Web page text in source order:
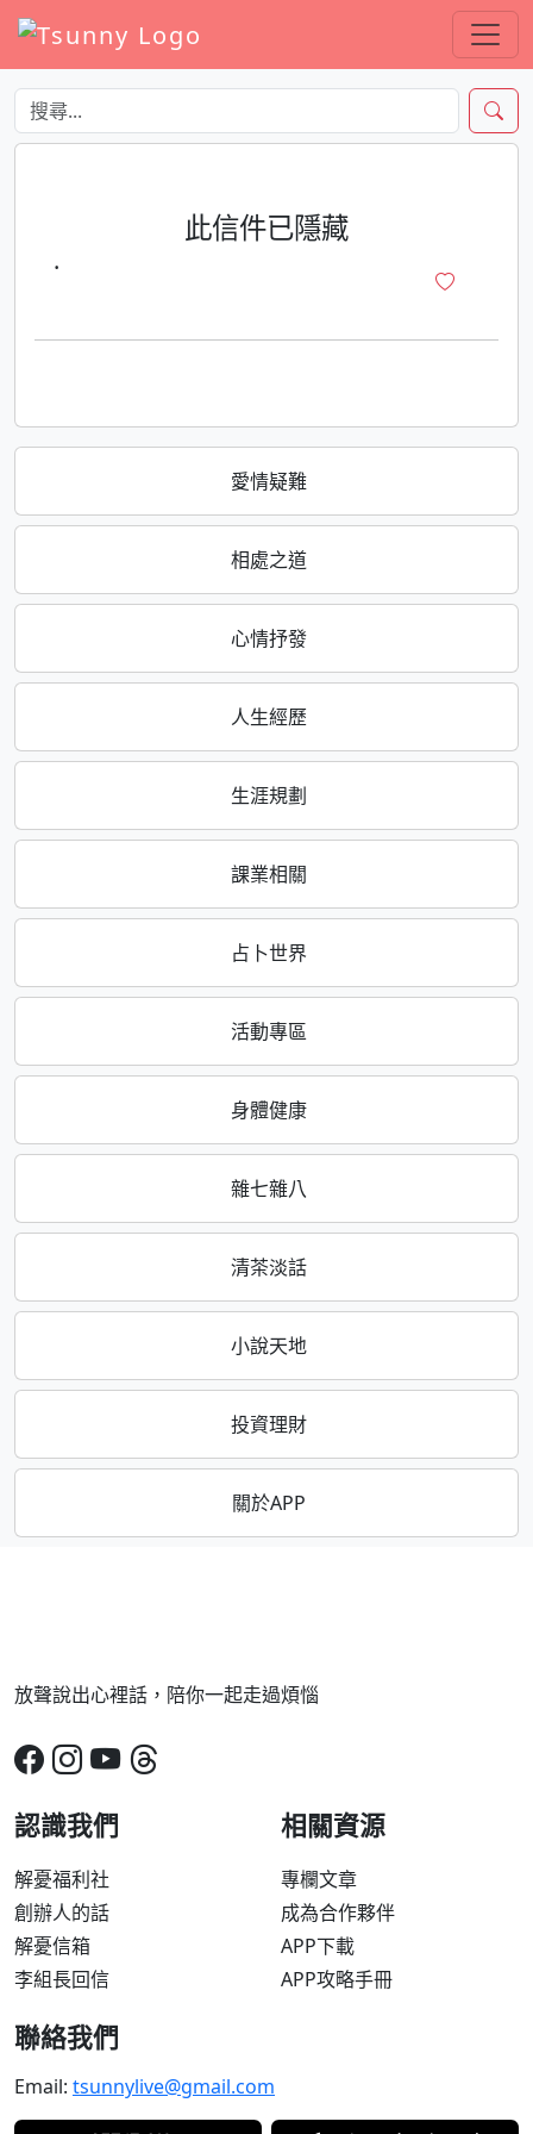
愛情疑難
相處之道
心情抒發
人生經歷
生涯規劃
課業相關
占卜世界
活動專區
身體健康
雜七雜八
清茶淡話
小說天地
投資理財
關於APP
此信件已隱藏
·
放聲說出心裡話，陪你一起走過煩惱
認識我們
解憂福利社
創辦人的話
解憂信箱
李組長回信
相關資源
專欄文章
成為合作夥伴
APP下載
APP攻略手冊
聯絡我們
Email: tsunnylive@gmail.com